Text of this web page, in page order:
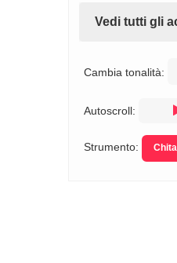
Vedi tutti gli
Cambia tonalità:
Autoscroll:
Strumento: